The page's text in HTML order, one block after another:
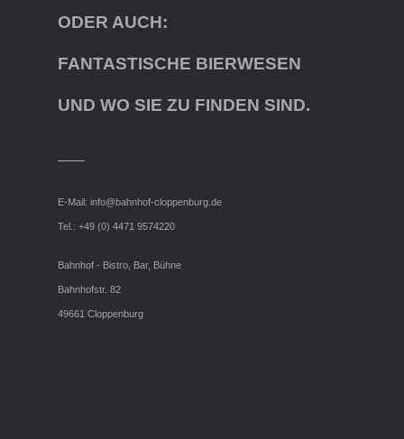
ODER AUCH:
FANTASTISCHE BIERWESEN
UND WO SIE ZU FINDEN SIND.
E-Mail: info@bahnhof-cloppenburg.de
Tel.: +49 (0) 4471 9574220
Bahnhof - Bistro, Bar, Bühne
Bahnhofstr. 82
49661 Cloppenburg